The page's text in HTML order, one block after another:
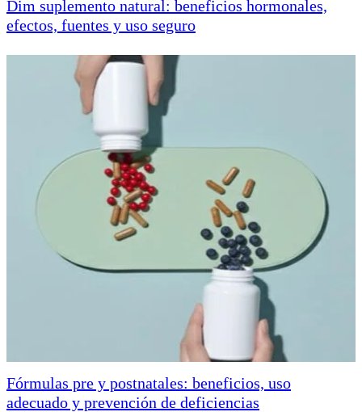
Dim suplemento natural: beneficios hormonales,
efectos, fuentes y uso seguro
Fórmulas pre y postnatales: beneficios, uso
adecuado y prevención de deficiencias